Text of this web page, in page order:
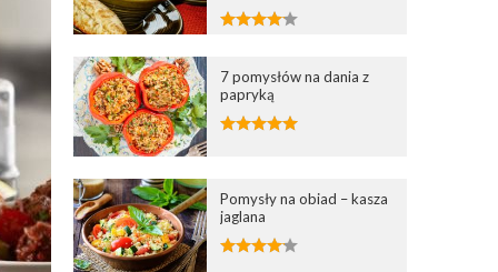
7 pomysłów na dania z
papryką
Pomysły na obiad – kasza
jaglana